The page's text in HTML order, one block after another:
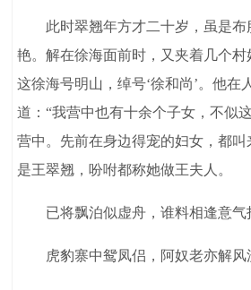
此时翠翘年方才二十岁，虽是布
艳。解在徐海面前时，又夹着几个村
这徐海号明山，绰号‘徐和尚’。他在
道：“我营中也有十余个子女，不似
营中。先前在身边得宠的妇女，都
是王翠翘，吩咐都称她做王夫人。
已将飘泊似虚舟，谁料相逢意气
虎豹寨中鸳凤侣，阿奴老亦解风